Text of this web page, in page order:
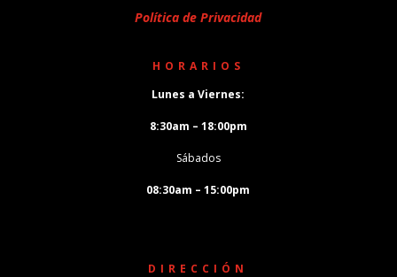
Política de Privacidad
HORARIOS
Lunes a Viernes:
8:30am – 18:00pm
Sábados
08:30am – 15:00pm
DIRECCIÓN